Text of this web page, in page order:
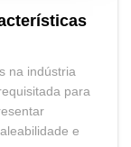
na indústria
para
e